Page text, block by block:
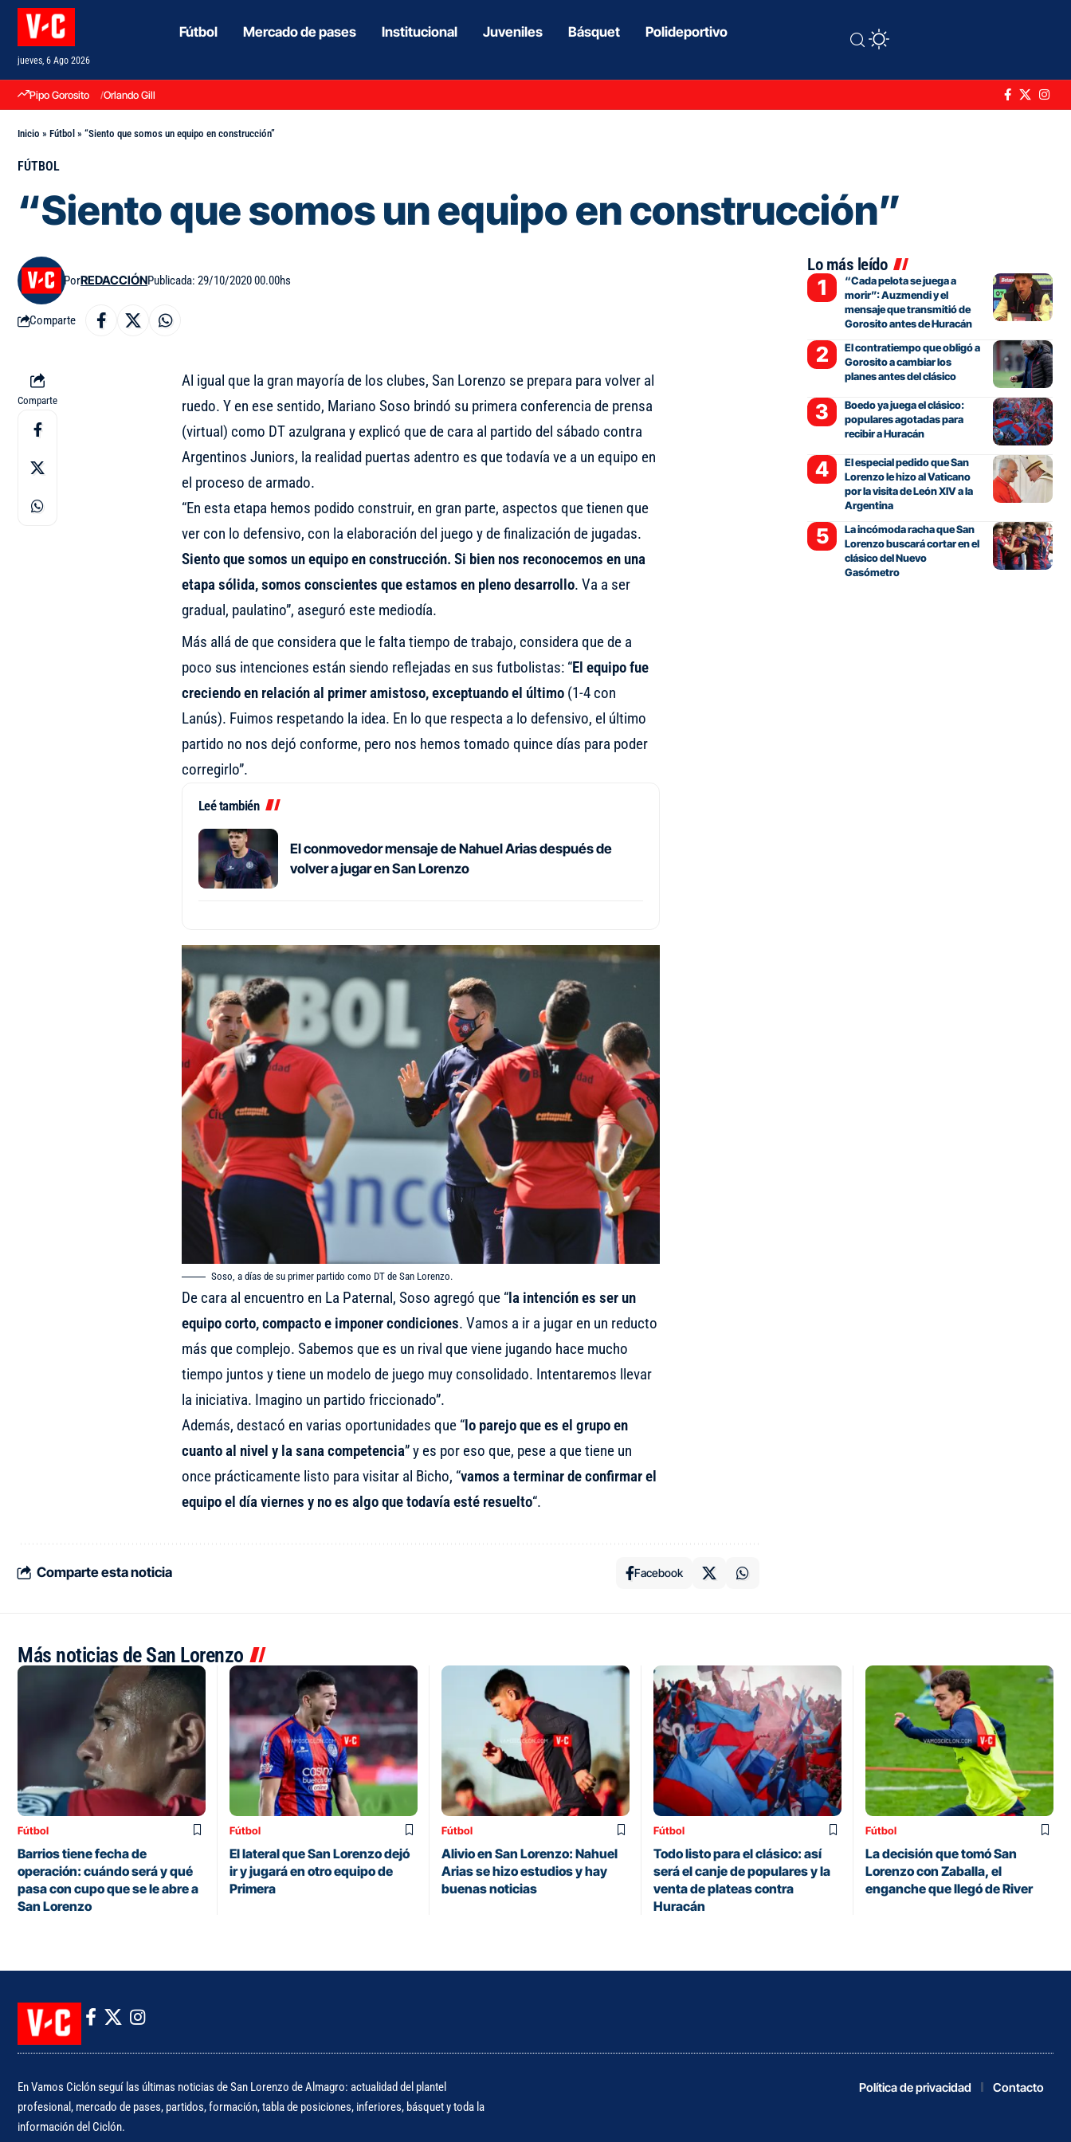
jueves, 6 Ago 2026
Fútbol Mercado de pases Institucional Juveniles Básquet Polideportivo
Pipo Gorosito Orlando Gill
Inicio » Fútbol » “Siento que somos un equipo en construcción”
FÚTBOL
“Siento que somos un equipo en construcción”
PorREDACCIÓNPublicada: 29/10/2020 00.00hs
Comparte
Comparte
Al igual que la gran mayoría de los clubes, San Lorenzo se prepara para volver al
ruedo. Y en ese sentido, Mariano Soso brindó su primera conferencia de prensa
(virtual) como DT azulgrana y explicó que de cara al partido del sábado contra
Argentinos Juniors, la realidad puertas adentro es que todavía ve a un equipo en
el proceso de armado.
“En esta etapa hemos podido construir, en gran parte, aspectos que tienen que
ver con lo defensivo, con la elaboración del juego y de finalización de jugadas.
Siento que somos un equipo en construcción. Si bien nos reconocemos en una
etapa sólida, somos conscientes que estamos en pleno desarrollo. Va a ser
gradual, paulatino”, aseguró este mediodía.
Más allá de que considera que le falta tiempo de trabajo, considera que de a
poco sus intenciones están siendo reflejadas en sus futbolistas: “El equipo fue
creciendo en relación al primer amistoso, exceptuando el último(1-4 con
Lanús). Fuimos respetando la idea. En lo que respecta a lo defensivo, el último
partido no nos dejó conforme, pero nos hemos tomado quince días para poder
corregirlo”.
Leé también
El conmovedor mensaje de Nahuel Arias después de
volver a jugar en San Lorenzo
Soso, a días de su primer partido como DT de San Lorenzo.
De cara al encuentro en La Paternal, Soso agregó que “la intención es ser un
equipo corto, compacto e imponer condiciones. Vamos a ir a jugar en un reducto
más que complejo. Sabemos que es un rival que viene jugando hace mucho
tiempo juntos y tiene un modelo de juego muy consolidado. Intentaremos llevar
la iniciativa. Imagino un partido friccionado”.
Además, destacó en varias oportunidades que “lo parejo que es el grupo en
cuanto al nivel y la sana competencia” y es por eso que, pese a quetiene un
once prácticamente listo para visitar al Bicho, “vamos a terminar de confirmar el
equipo el día viernes y no es algo que todavía esté resuelto“.
Comparte esta noticia Facebook
Lo más leído
“Cada pelota se juega a
morir”: Auzmendi y el
mensaje que transmitió de
Gorosito antes de Huracán
El contratiempo que obligó a
Gorosito a cambiar los
planes antes del clásico
Boedo ya juega el clásico:
populares agotadas para
recibir a Huracán
El especial pedido que San
Lorenzo le hizo al Vaticano
por la visita de León XIV a la
Argentina
La incómoda racha que San
Lorenzo buscará cortar en el
clásico del Nuevo
Gasómetro
Más noticias de San Lorenzo
Fútbol
Barrios tiene fecha de
operación: cuándo será y qué
pasa con cupo que se le abre a
San Lorenzo
Fútbol
El lateral que San Lorenzo dejó
ir y jugará en otro equipo de
Primera
Fútbol
Alivio en San Lorenzo: Nahuel
Arias se hizo estudios y hay
buenas noticias
Fútbol
Todo listo para el clásico: así
será el canje de populares y la
venta de plateas contra
Huracán
Fútbol
La decisión que tomó San
Lorenzo con Zaballa, el
enganche que llegó de River
En Vamos Ciclón seguí las últimas noticias de San Lorenzo de Almagro: actualidad del plantel
profesional, mercado de pases, partidos, formación, tabla de posiciones, inferiores, básquet y toda la
información del Ciclón.
Política de privacidad Contacto